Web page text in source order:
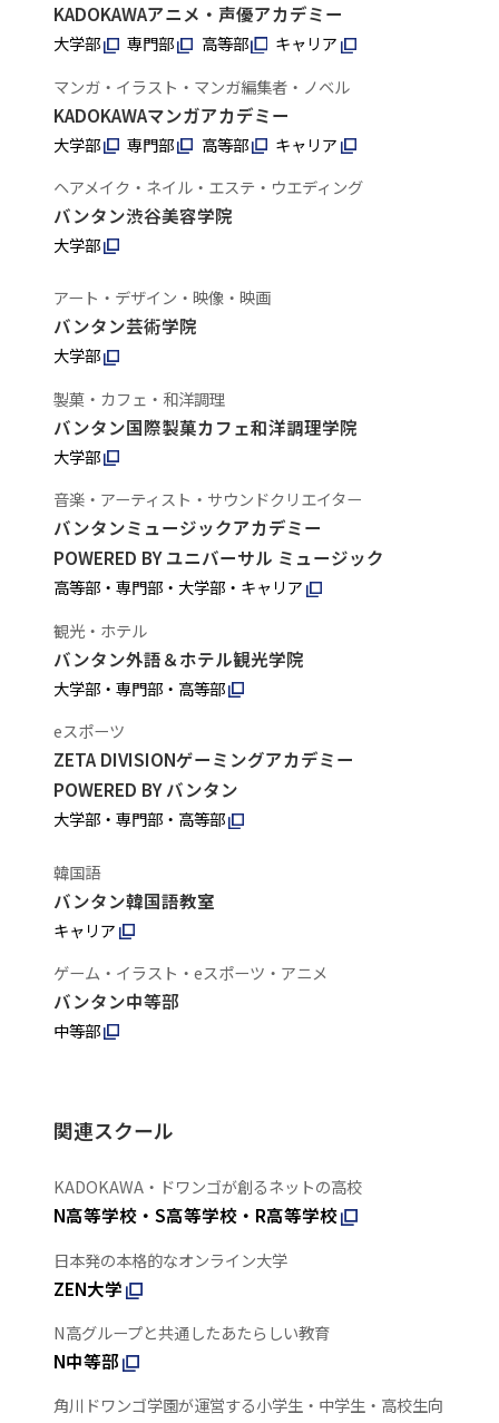
KADOKAWAアニメ・声優アカデミー
大学部 専門部 高等部
キャリア
マンガ・イラスト・マンガ編集者・ノベル
KADOKAWAマンガアカデミー
大学部 専門部 高等部
キャリア
ヘアメイク・ネイル・エステ・ウエディング
バンタン渋谷美容学院
大学部
アート・デザイン・映像・映画
バンタン芸術学院
大学部
製菓・カフェ・和洋調理
バンタン国際製菓カフェ和洋調理学院
大学部
音楽・アーティスト・サウンドクリエイター
バンタンミュージックアカデミー
POWERED BY ユニバーサル ミュージック
高等部・専門部・大学部・キャリア
観光・ホテル
バンタン外語＆ホテル観光学院
大学部・専門部・高等部
eスポーツ
ZETA DIVISIONゲーミングアカデミー
POWERED BY バンタン
大学部・専門部・高等部
韓国語
バンタン韓国語教室
キャリア
ゲーム・イラスト・eスポーツ・アニメ
バンタン中等部
中等部
関連スクール
KADOKAWA・ドワンゴが創るネットの高校
N高等学校・S高等学校・R高等学校
日本発の本格的なオンライン大学
ZEN大学
N高グループと共通したあたらしい教育
N中等部
角川ドワンゴ学園が運営する小学生・中学生・高校生向